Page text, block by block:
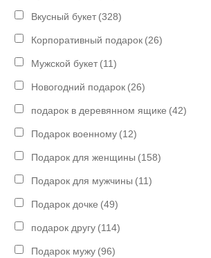
Вкусный букет (328)
Корпоративный подарок (26)
Мужской букет (11)
Новогодний подарок (26)
подарок в деревянном ящике (42)
Подарок военному (12)
Подарок для женщины (158)
Подарок для мужчины (11)
Подарок дочке (49)
подарок другу (114)
Подарок мужу (96)